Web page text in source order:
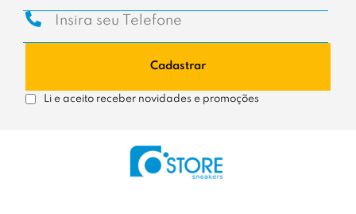
Cadastrar
Li e aceito receber novidades e promoções